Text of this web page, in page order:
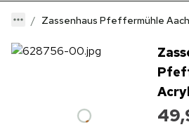
Zassenhaus Pfeffermühle